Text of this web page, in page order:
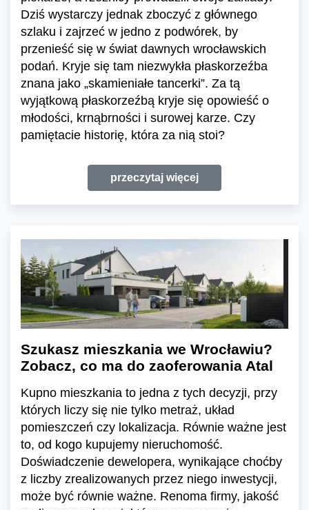
Dziś wystarczy jednak zboczyć z głównego
szlaku i zajrzeć w jedno z podwórek, by
przenieść się w świat dawnych wrocławskich
podań. Kryje się tam niezwykła płaskorzeźba
znana jako „skamieniałe tancerki”. Za tą
wyjątkową płaskorzeźbą kryje się opowieść o
młodości, krnąbrności i surowej karze. Czy
pamiętacie historię, która za nią stoi?
przeczytaj więcej
Szukasz mieszkania we Wrocławiu?
Zobacz, co ma do zaoferowania Atal
Kupno mieszkania to jedna z tych decyzji, przy
których liczy się nie tylko metraż, układ
pomieszczeń czy lokalizacja. Równie ważne jest
to, od kogo kupujemy nieruchomość.
Doświadczenie dewelopera, wynikające choćby
z liczby zrealizowanych przez niego inwestycji,
może być równie ważne. Renoma firmy, jakość